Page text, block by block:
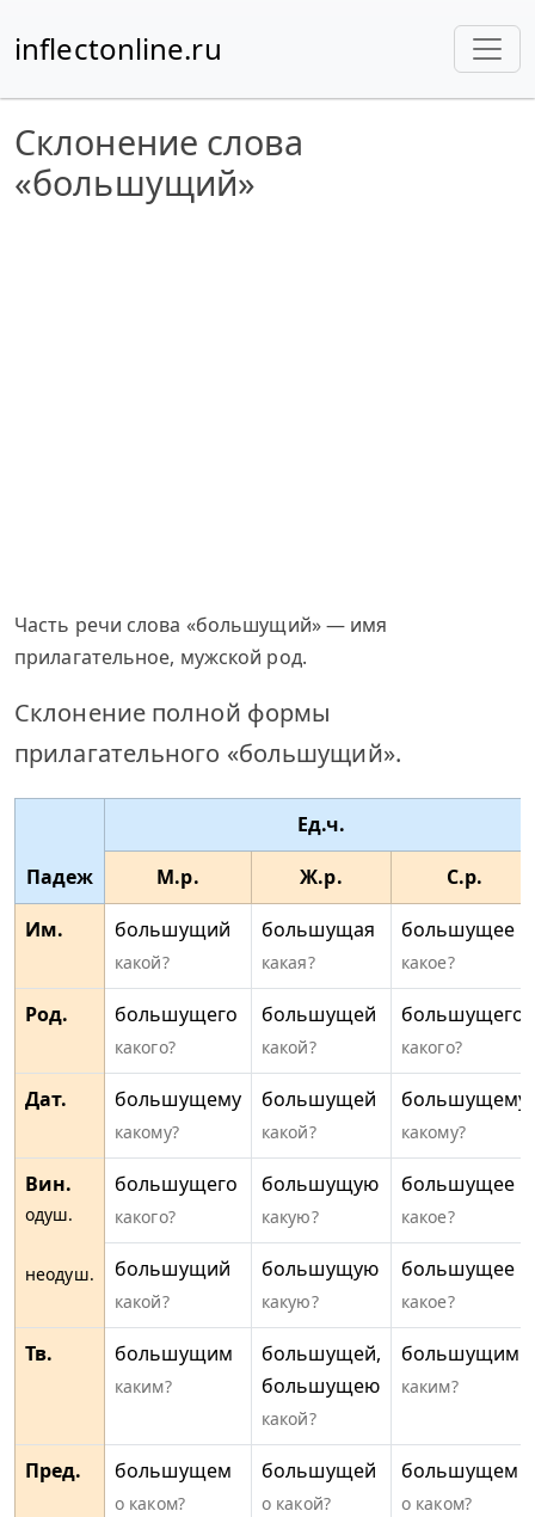
inflectonline.ru
Склонение слова
«большущий»
Часть речи слова «большущий» — имя
прилагательное, мужской род.
Склонение полной формы
прилагательного «большущий».
Падеж
Ед.ч.
М.р.
Ж.р.
С.р.
Им.
большущий
какой?
большущая
какая?
большущее
какое?
Род. большущего
какого?
большущей
какой?
большущего
какого?
Дат. большущему
какому?
большущей
какой?
большущему
какому?
Вин.
одуш.
неодуш.
большущего
какого?
большущую
какую?
большущее
какое?
большущий
какой?
большущую
какую?
большущее
какое?
Тв. большущим
каким?
большущей,
большущею
какой?
большущим
каким?
Пред. большущем
о каком?
большущей
о какой?
большущем
о каком?